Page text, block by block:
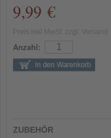
9,99 €
Anzahl:
ZUBEHÖR